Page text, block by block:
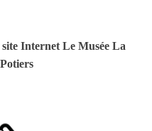
Internet Le Musée La